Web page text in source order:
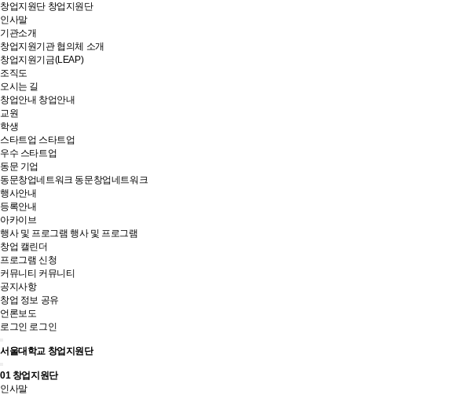
창업지원단 창업지원단
인사말
기관소개
창업지원기관 협의체 소개
창업지원기금(LEAP)
조직도
오시는 길
창업안내 창업안내
교원
학생
스타트업 스타트업
우수 스타트업
동문 기업
동문창업네트워크 동문창업네트워크
행사안내
등록안내
아카이브
행사 및 프로그램 행사 및 프로그램
창업 캘린더
프로그램 신청
커뮤니티 커뮤니티
공지사항
창업 정보 공유
언론보도
로그인 로그인
서울대학교 창업지원단
01창업지원단
인사말